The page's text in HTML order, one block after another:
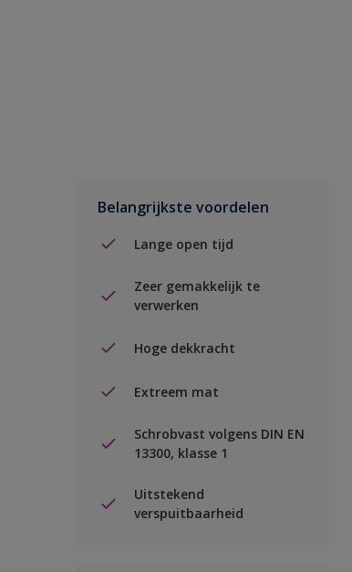
Belangrijkste voordelen
Lange open tijd
Zeer gemakkelijk te
verwerken
Hoge dekkracht
Extreem mat
Schrobvast volgens DIN EN
13300, klasse 1
Uitstekend
verspuitbaarheid